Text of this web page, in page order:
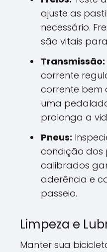
ajuste as
necessário.
são vitais
Transmissão:
corrente
corrente bem
uma
prolonga a
Pneus:
condição dos
calibrados
aderência e
passeio.
Limpeza e
Manter sua